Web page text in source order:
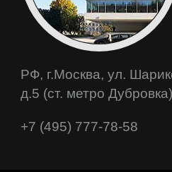
РФ, г.Москва, ул.
д.5 (ст. метро Дубровка)
+7 (495) 777-78-58